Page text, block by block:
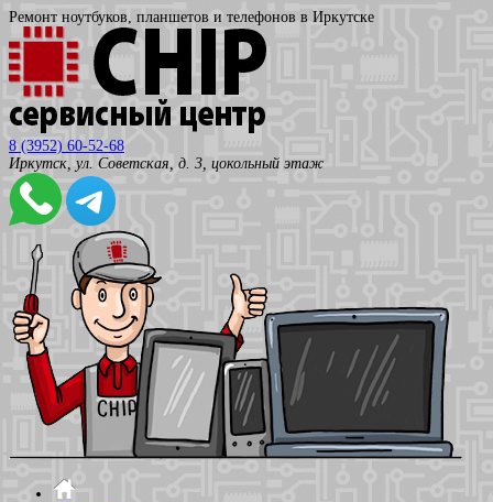
Ремонт ноутбуков, планшетов и телефонов в Иркутске
8 (3952) 60-52-68
Иркутск, ул. Советская, д. 3, цокольный этаж